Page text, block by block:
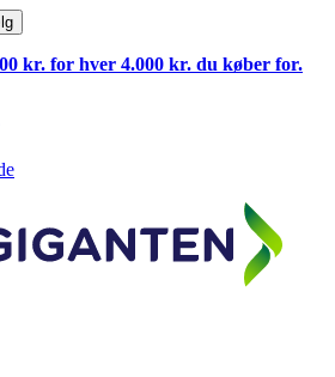
kr. for hver 4.000 kr. du køber for.